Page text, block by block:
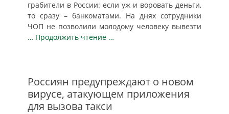
грабители в России: если уж и воровать деньги,
то сразу – банкоматами. На днях сотрудники
ЧОП не позволили молодому человеку вывезти
… Продолжить чтение …
Россиян предупреждают о новом
вирусе, атакующем приложения
для вызова такси